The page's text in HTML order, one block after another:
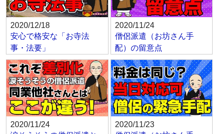
2020/12/18
安心で格安な「お寺法
事・法要」
2020/11/24
僧侶派遣（お坊さん手
配）の留意点
2020/11/24
2020/11/23